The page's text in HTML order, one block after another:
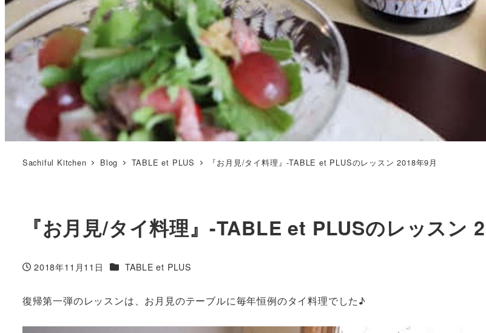
Sachiful Kitchen Blog TABLE et PLUS 『お月見/タイ料理』-TABLE et PLUSのレッスン 2018年9月
『お月見/タイ料理』-TABLE et PLUSのレッスン
投稿日
2018年11月11日 カテゴリー
TABLE et PLUS
復帰第一弾のレッスンは、お月見のテーブルに毎年恒例のタイ料理でした♪